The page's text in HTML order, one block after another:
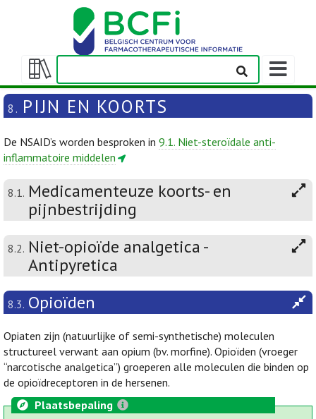
Weergeven/verbergen
inhoudstafel
8. PIJN EN KOORTS
De NSAID’s worden besproken in 9.1. Niet-steroïdale anti-
inflammatoire middelen
8.1. Medicamenteuze koorts- en
pijnbestrijding
8.2. Niet-opioïde analgetica -
Antipyretica
8.3. Opioïden
Opiaten zijn (natuurlijke of semi-synthetische) moleculen
structureel verwant aan opium (bv. morfine). Opioïden (vroeger
“narcotische analgetica”) groeperen alle moleculen die binden op
de opioïdreceptoren in de hersenen.
Plaatsbepaling